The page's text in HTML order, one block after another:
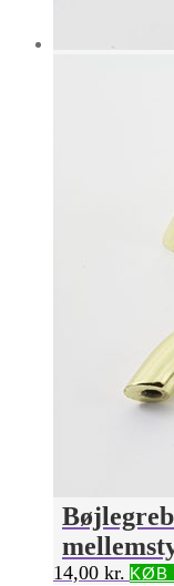
14,00 kr. KØB